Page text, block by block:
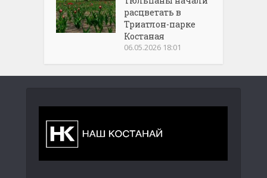
расцветать в
Триатлон-парке
Костаная
06.05.2026 18:01